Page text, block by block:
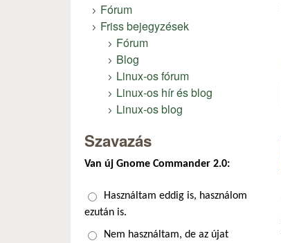
Fórum
Friss bejegyzések
Fórum
Blog
Linux-os fórum
Linux-os hír és blog
Linux-os blog
Szavazás
Van új Gnome Commander 2.0:
Választások
Használtam eddig is, használom
ezután is.
Nem használtam, de az újat